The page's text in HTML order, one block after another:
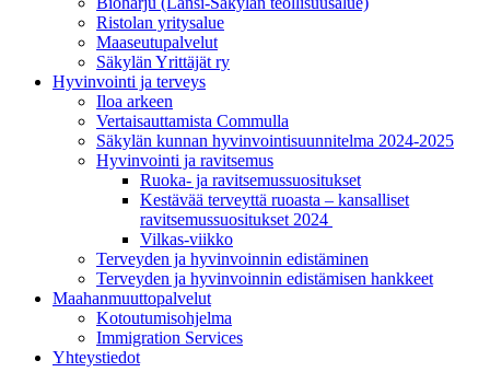
Ristolan yritysalue
Maaseutupalvelut
Säkylän Yrittäjät ry
Hyvinvointi ja terveys
Iloa arkeen
Vertaisauttamista Commulla
Säkylän kunnan hyvinvointisuunnitelma 2024-2025
Hyvinvointi ja ravitsemus
Ruoka- ja ravitsemussuositukset
Kestävää terveyttä ruoasta – kansalliset
ravitsemussuositukset 2024
Vilkas-viikko
Terveyden ja hyvinvoinnin edistäminen
Terveyden ja hyvinvoinnin edistämisen hankkeet
Maahanmuuttopalvelut
Kotoutumisohjelma
Immigration Services
Yhteystiedot